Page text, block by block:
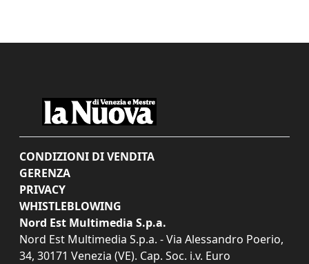
CONDIZIONI DI VENDITA
GERENZA
PRIVACY
WHISTLEBLOWING
Nord Est Multimedia S.p.a.
Nord Est Multimedia S.p.a. - Via Alessandro Poerio,
34, 30171 Venezia (VE). Cap. Soc. i.v. Euro